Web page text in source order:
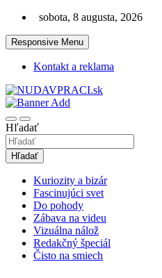
Skip
content
sobota, 8 augusta, 2026
Responsive Menu
Kontakt a reklama
nudaVpráci.sk
Hľadať
Hľadať
Kuriozity a bizár
Fascinujúci svet
Do pohody
Zábava na videu
Vizuálna nálož
Redakčný špeciál
Čisto na smiech